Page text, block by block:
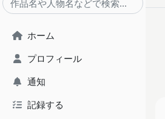
ホーム
プロフィール
通知
記録する